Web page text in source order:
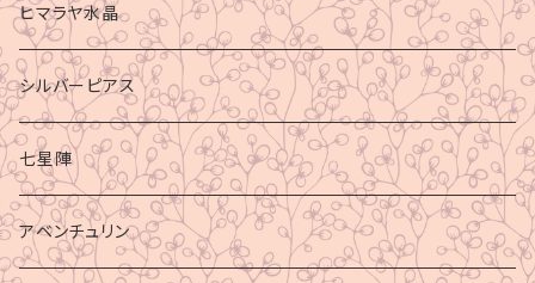
ヒマラヤ水晶
シルバーピアス
七星陣
アベンチュリン